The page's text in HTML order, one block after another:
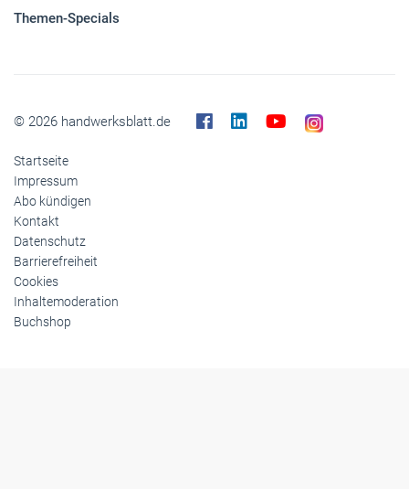
Themen-Specials
© 2026 handwerksblatt.de
Startseite
Impressum
Abo kündigen
Kontakt
Datenschutz
Barrierefreiheit
Cookies
Inhaltemoderation
Buchshop